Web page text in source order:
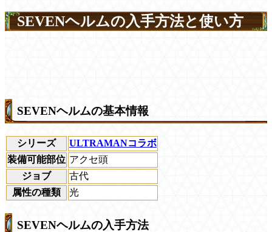
SEVENヘルムの入手方法と使い方
SEVENヘルムの基本情報
シリーズ
ULTRAMANコラボ
装備可能部位 アクセ頭
ジョブ
古代
属性の種類
光
SEVENヘルムの入手方法